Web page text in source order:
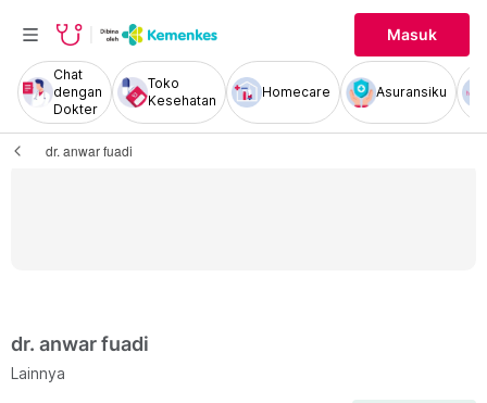
Masuk
Chat
dengan
Dokter
Toko
Kesehatan
Homecare Asuransiku
dr. anwar fuadi
dr. anwar fuadi
Lainnya